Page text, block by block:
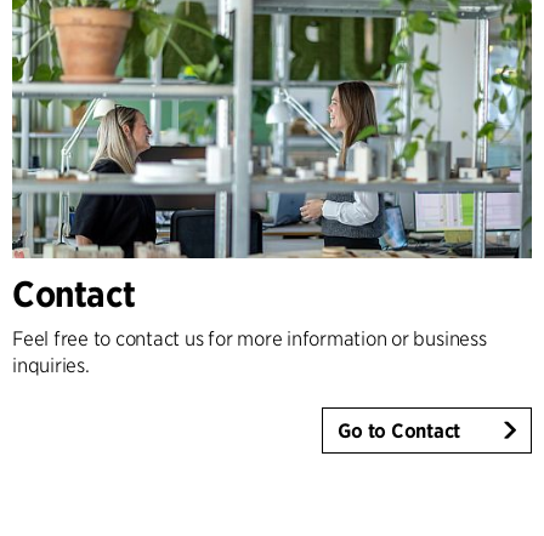
Contact
Feel free to contact us for more information or business
inquiries.
Go to Contact